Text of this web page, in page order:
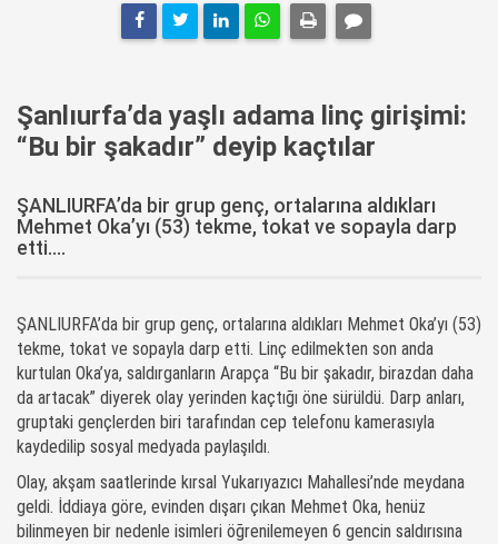
Şanlıurfa’da yaşlı adama linç girişimi:
“Bu bir şakadır” deyip kaçtılar
ŞANLIURFA’da bir grup genç, ortalarına aldıkları
Mehmet Oka’yı (53) tekme, tokat ve sopayla darp
etti....
ŞANLIURFA’da bir grup genç, ortalarına aldıkları Mehmet Oka’yı (53)
tekme, tokat ve sopayla darp etti. Linç edilmekten son anda
kurtulan Oka’ya, saldırganların Arapça “Bu bir şakadır, birazdan daha
da artacak” diyerek olay yerinden kaçtığı öne sürüldü. Darp anları,
gruptaki gençlerden biri tarafından cep telefonu kamerasıyla
kaydedilip sosyal medyada paylaşıldı.
Olay, akşam saatlerinde kırsal Yukarıyazıcı Mahallesi’nde meydana
geldi. İddiaya göre, evinden dışarı çıkan Mehmet Oka, henüz
bilinmeyen bir nedenle isimleri öğrenilemeyen 6 gencin saldırısına